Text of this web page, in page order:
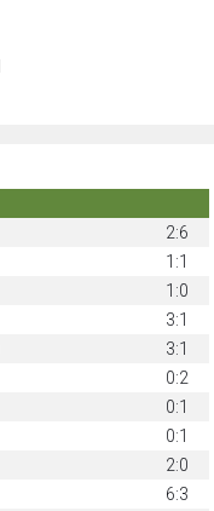
2:6
1:1
1:0
3:1
3:1
0:2
0:1
0:1
2:0
6:3